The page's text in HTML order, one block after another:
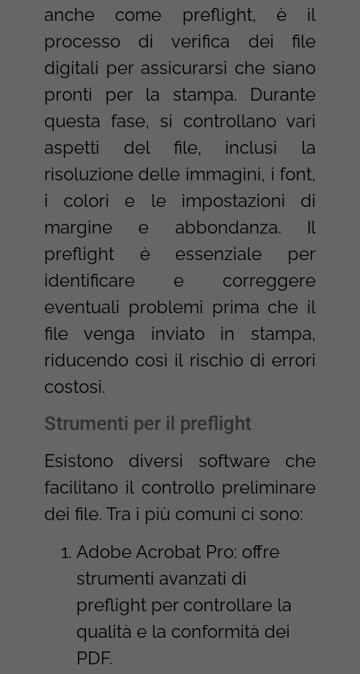
anche come preflight, è il
processo di verifica dei file
digitali per assicurarsi che siano
pronti per la stampa. Durante
questa fase, si controllano vari
aspetti del file, inclusi la
risoluzione delle immagini, i font,
i colori e le impostazioni di
margine e abbondanza. Il
preflight è essenziale per
identificare e correggere
eventuali problemi prima che il
file venga inviato in stampa,
riducendo così il rischio di errori
costosi.
Strumenti per il preflight
Esistono diversi software che
facilitano il controllo preliminare
dei file. Tra i più comuni ci sono:
Adobe Acrobat Pro: offre
strumenti avanzati di
preflight per controllare la
qualità e la conformità dei
PDF.